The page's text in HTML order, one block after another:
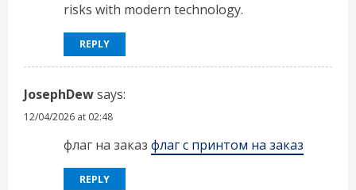
risks with modern technology.
REPLY
JosephDewsays:
12/04/2026 at 02:48
флаг на заказ флаг с принтом на заказ
REPLY